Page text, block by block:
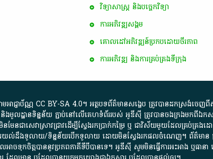
វិទ្យាសាស្ត្រ និងបច្ចេកវិទ្យា
ការ​អភិវឌ្ឍ​សង្គម
គោលដៅ​អភិវឌ្ឍន៍​ប្រកបដោយ​ចីរភាព
ការអភិវឌ្ឍ និងការគ្រប់គ្រងទីក្រុង
ាជ្ញាប័ណ្ណ​ CC BY-SA 4.0។​ អត្ថបទ​ព័ត៌មាន​សង្ខេប​ ត្រូវ​បាន​ដកស្រង់​ចេញ
ង​មូលដ្ឋាន​ទិន្នន័យ ​ភ្ជាប់​នៅ​លើ​គេហទំព័រ​របស់​ អូ​ឌី​ស៊ី​ ត្រូវ​បាន​ចងក្រង​មក​ពី​ឯក
សេវា​ស្រាវជ្រាវ​ដើម្បី​ស្វែងរកប្រាក់​កម្រៃ​ ឬ​ ជា​វិស័យ​មួយ​ដែល​គ្រប់គ្រង​ដោ
ការ​យល់​ដឹង​ទូលាយ​/​ទិន្នន័យ​បើក​ទូលាយ​ ដោយ​មិនស្វែង​រក​ផល​ចំណេញ​។​ ព័ត៌មាន​
ទុកចិត្ត​បាននូវ​ប្រភព​ភាគី​ទី​បី​បាន​ទេ​។​ អូ​ឌី​ស៊ី​ សូម​មិន​ធ្វើការ​អះអាង​ ឬ​ធានា​